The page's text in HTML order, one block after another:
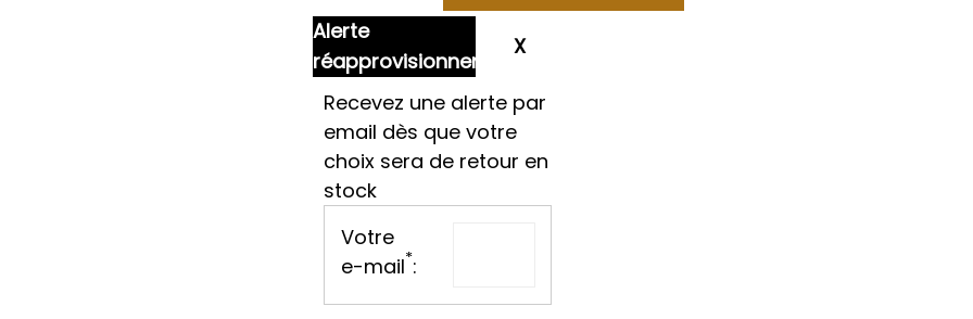
Alerte
réapprovisionnement
Recevez une alerte par
email dès que votre
choix sera de retour en
stock
Votre
e-mail*: